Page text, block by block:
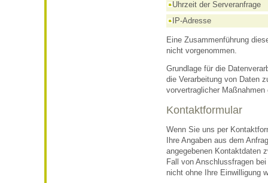
Uhrzeit der Serveranfrage
IP-Adresse
Eine Zusammenführung
nicht vorgenommen.
Grundlage für die
die Verarbeitung von Daten
vorvertraglicher Maßnahmen
Kontaktformular
Wenn Sie uns per
Ihre Angaben aus dem
angegebenen Kontaktdaten
Fall von Anschlussfragen
nicht ohne Ihre Einwilligung